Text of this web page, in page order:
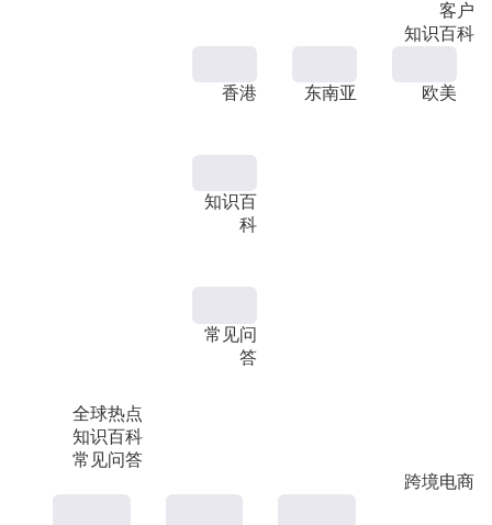
客户
知识百科
全球热点
知识百科
常见问答
香港 东南亚 欧美
知识百
科
常见问
答
跨境电商